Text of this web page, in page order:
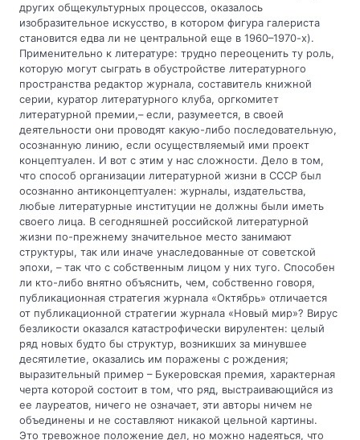
других общекультурных процессов, оказалось
изобразительное искусство, в котором фигура галериста
становится едва ли не центральной еще в 1960–1970-х).
Применительно к литературе: трудно переоценить ту роль,
которую могут сыграть в обустройстве литературного
пространства редактор журнала, составитель книжной
серии, куратор литературного клуба, оргкомитет
литературной премии,– если, разумеется, в своей
деятельности они проводят какую-либо последовательную,
осознанную линию, если осуществляемый ими проект
концептуален. И вот с этим у нас сложности. Дело в том,
что способ организации литературной жизни в СССР был
осознанно антиконцептуален: журналы, издательства,
любые литературные институции не должны были иметь
своего лица. В сегодняшней российской литературной
жизни по-прежнему значительное место занимают
структуры, так или иначе унаследованные от советской
эпохи, – так что с собственным лицом у них туго. Способен
ли кто-либо внятно объяснить, чем, собственно говоря,
публикационная стратегия журнала «Октябрь» отличается
от публикационной стратегии журнала «Новый мир»? Вирус
безликости оказался катастрофически вирулентен: целый
ряд новых будто бы структур, возникших за минувшее
десятилетие, оказались им поражены с рождения;
выразительный пример – Букеровская премия, характерная
черта которой состоит в том, что ряд, выстраивающийся из
ее лауреатов, ничего не означает, эти авторы ничем не
объединены и не составляют никакой цельной картины.
Это тревожное положение дел, но можно надеяться, что